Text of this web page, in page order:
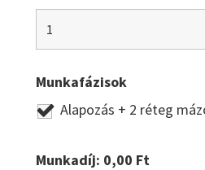
Munkafázisok
Alapozás + 2 réteg
Munkadíj: 0,00 Ft